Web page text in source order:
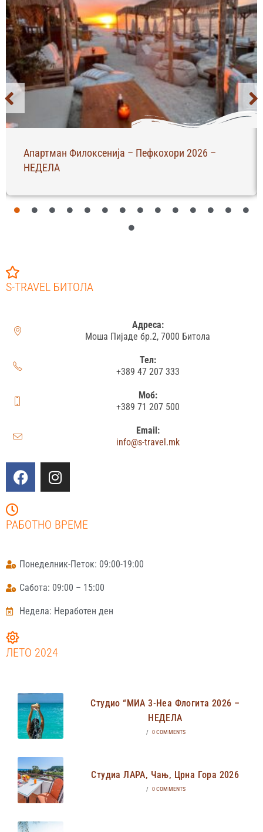
Апартман Филоксенија – Пефкохори 2026 –
НЕДЕЛА
S-TRAVEL БИТОЛА
Адреса:
Моша Пијаде бр.2, 7000 Битола
Тел:
+389 47 207 333
Моб:
+389 71 207 500
Email:
info@s-travel.mk
РАБОТНО ВРЕМЕ
Понеделник-Петок: 09:00-19:00
Сабота: 09:00 – 15:00
Недела: Неработен ден
ЛЕТО 2024
Студио “МИА 3-Неа Флогита 2026 –
НЕДЕЛА
/ 0 COMMENTS
Студиа ЛАРА, Чањ, Црна Гора 2026
/ 0 COMMENTS